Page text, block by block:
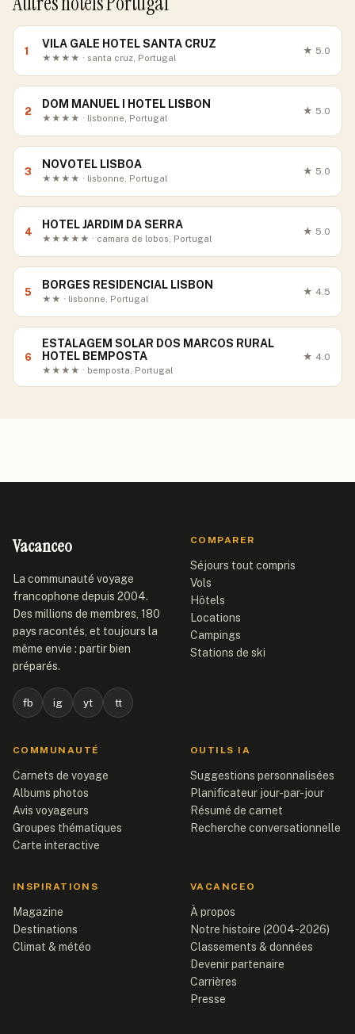
1
VILA GALE HOTEL SANTA CRUZ
★★★★ · santa cruz, Portugal
★ 5.0
2
DOM MANUEL I HOTEL LISBON
★★★★ · lisbonne, Portugal
★ 5.0
3
NOVOTEL LISBOA
★★★★ · lisbonne, Portugal
★ 5.0
4
HOTEL JARDIM DA SERRA
★★★★★ · camara de lobos, Portugal
★ 5.0
5
BORGES RESIDENCIAL LISBON
★★ · lisbonne, Portugal
★ 4.5
6
ESTALAGEM SOLAR DOS MARCOS RURAL
HOTEL BEMPOSTA
★★★★ · bemposta, Portugal
★ 4.0
Vacanceo
La communauté voyage
francophone depuis 2004.
Des millions de membres, 180
pays racontés, et toujours la
même envie : partir bien
préparés.
fb ig yt tt
COMPARER
Séjours tout compris
Vols
Hôtels
Locations
Campings
Stations de ski
COMMUNAUTÉ
Carnets de voyage
Albums photos
Avis voyageurs
Groupes thématiques
Carte interactive
OUTILS IA
Suggestions personnalisées
Planificateur jour-par-jour
Résumé de carnet
Recherche conversationnelle
INSPIRATIONS
Magazine
Destinations
Climat & météo
VACANCEO
À propos
Notre histoire (2004-2026)
Classements & données
Devenir partenaire
Carrières
Presse